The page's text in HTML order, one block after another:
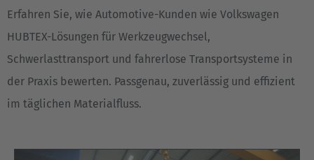
Erfahren Sie, wie Automotive-Kunden wie Volkswagen
HUBTEX-Lösungen für Werkzeugwechsel,
Schwerlasttransport und fahrerlose Transportsysteme in
der Praxis bewerten. Passgenau, zuverlässig und effizient
im täglichen Materialfluss.